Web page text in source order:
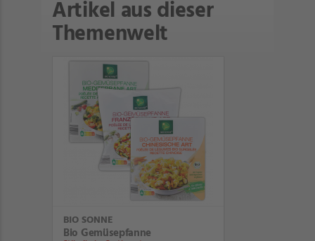
Artikel aus dieser
Themenwelt
BIO SONNE
Bio Gemüsepfanne